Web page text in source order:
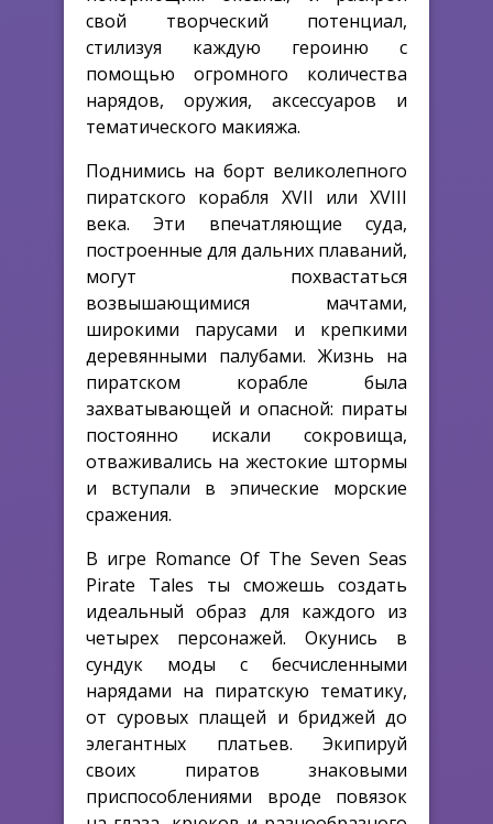
свой творческий потенциал,
стилизуя каждую героиню с
помощью огромного количества
нарядов, оружия, аксессуаров и
тематического макияжа.
Поднимись на борт великолепного
пиратского корабля XVII или XVIII
века. Эти впечатляющие суда,
построенные для дальних плаваний,
могут похвастаться
возвышающимися мачтами,
широкими парусами и крепкими
деревянными палубами. Жизнь на
пиратском корабле была
захватывающей и опасной: пираты
постоянно искали сокровища,
отваживались на жестокие штормы
и вступали в эпические морские
сражения.
В игре Romance Of The Seven Seas
Pirate Tales ты сможешь создать
идеальный образ для каждого из
четырех персонажей. Окунись в
сундук моды с бесчисленными
нарядами на пиратскую тематику,
от суровых плащей и бриджей до
элегантных платьев. Экипируй
своих пиратов знаковыми
приспособлениями вроде повязок